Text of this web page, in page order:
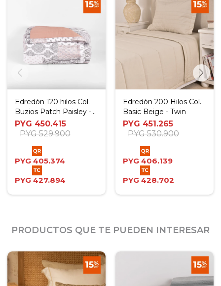
Edredón 120 hilos Col.
Buzios Patch Paisley -
King- Super King
PYG 450.415
PYG 529.900
PYG 405.374
PYG 427.894
Edredón 200 Hilos Col.
Basic Beige - Twin
PYG 451.265
PYG 530.900
PYG 406.139
PYG 428.702
PRODUCTOS QUE TE PUEDEN INTERESAR